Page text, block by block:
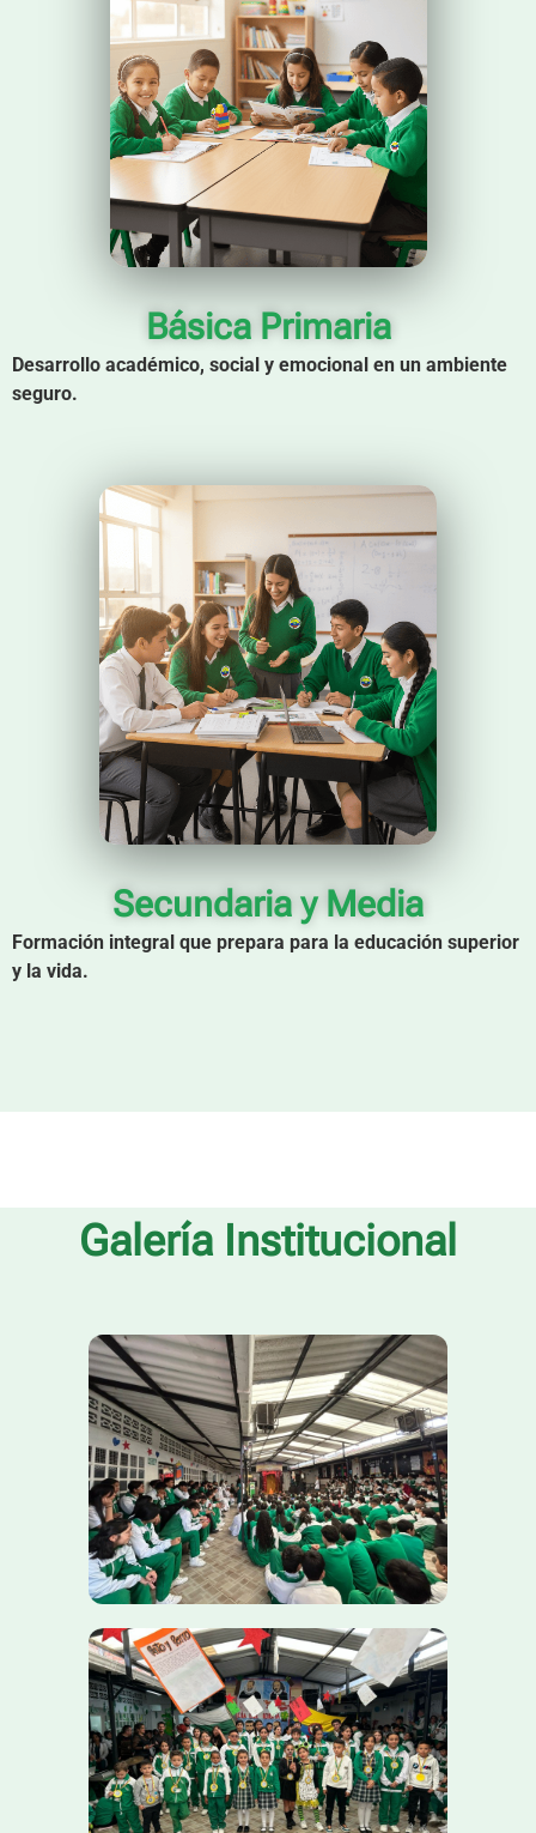
Básica Primaria
Desarrollo académico, social y emocional en un ambiente
seguro.
Secundaria y Media
Formación integral que prepara para la educación superior
y la vida.
Galería Institucional